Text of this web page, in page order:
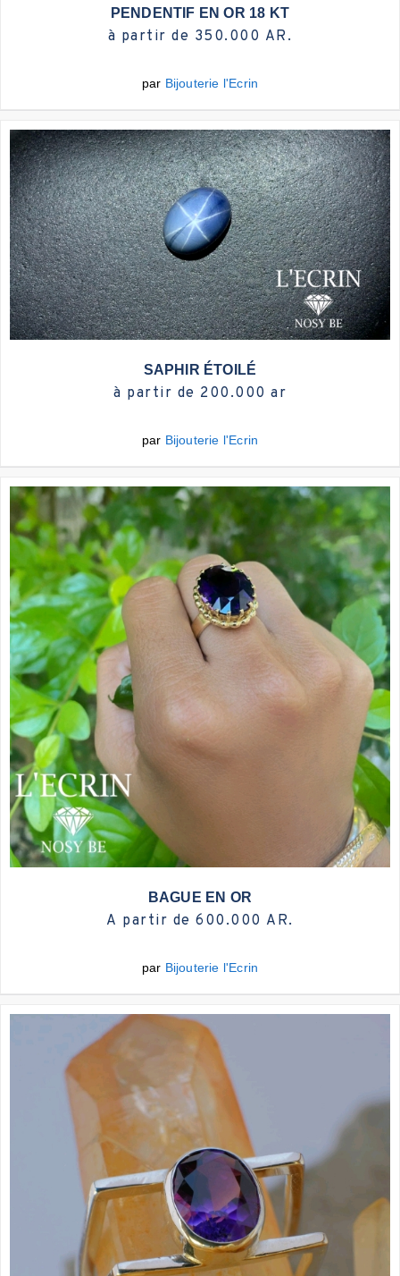
PENDENTIF EN OR 18 KT
à partir de 350.000 AR.
par Bijouterie l'Ecrin
SAPHIR ÉTOILÉ
à partir de 200.000 ar
par Bijouterie l'Ecrin
BAGUE EN OR
A partir de 600.000 AR.
par Bijouterie l'Ecrin